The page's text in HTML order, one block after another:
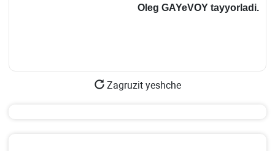
Oleg GAYeVOY tayyorladi.
Zagruzit yeshche